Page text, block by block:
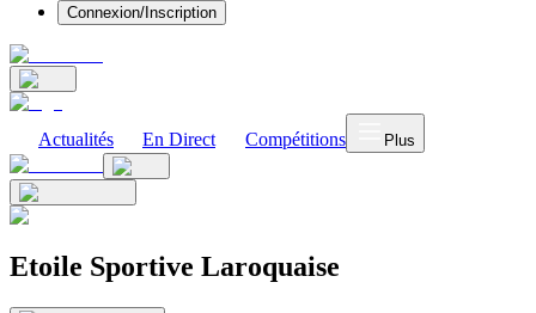
Connexion/Inscription
Actualités En Direct Compétitions Plus
Etoile Sportive Laroquaise